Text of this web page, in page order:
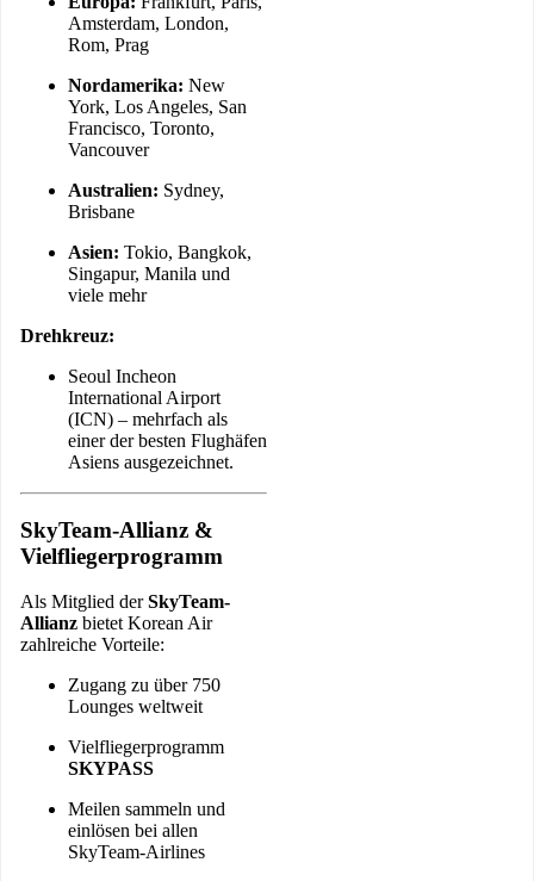
Amsterdam, London,
Rom, Prag
Nordamerika: New
York, Los Angeles, San
Francisco, Toronto,
Vancouver
Australien: Sydney,
Brisbane
Asien: Tokio, Bangkok,
Singapur, Manila und
viele mehr
Drehkreuz:
Seoul Incheon
International Airport
(ICN) – mehrfach als
einer der besten Flughäfen
Asiens ausgezeichnet.
SkyTeam-Allianz &
Vielfliegerprogramm
Als Mitglied derSkyTeam-
Allianz bietet Korean Air
zahlreiche Vorteile:
Zugang zu über 750
Lounges weltweit
Vielfliegerprogramm
SKYPASS
Meilen sammeln und
einlösen bei allen
SkyTeam-Airlines